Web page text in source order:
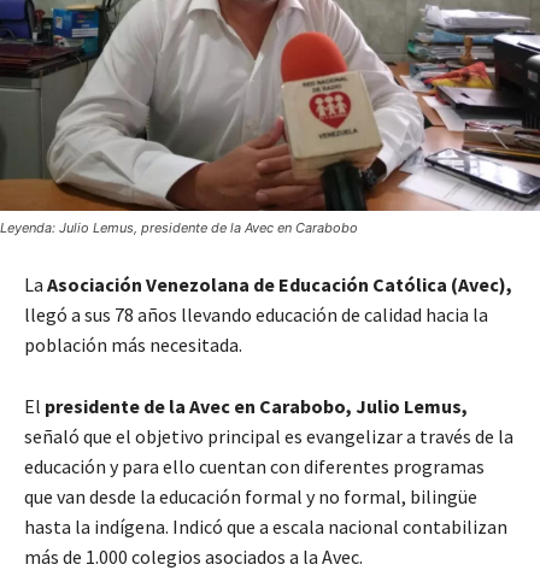
Leyenda: Julio Lemus, presidente de la Avec en Carabobo
La Asociación Venezolana de Educación Católica (Avec),
llegó a sus 78 años llevando educación de calidad hacia la
población más necesitada.
El presidente de la Avec en Carabobo, Julio Lemus,
señaló que el objetivo principal es evangelizar a través de la
educación y para ello cuentan con diferentes programas
que van desde la educación formal y no formal, bilingüe
hasta la indígena. Indicó que a escala nacional contabilizan
más de 1.000 colegios asociados a la Avec.